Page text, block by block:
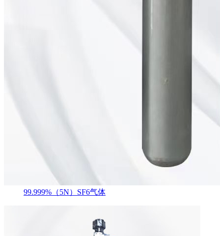
99.999%（5N）SF6气体